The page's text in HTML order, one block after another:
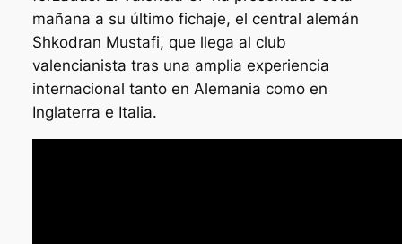
mañana a su último fichaje, el central alemán
Shkodran Mustafi, que llega al club
valencianista tras una amplia experiencia
internacional tanto en Alemania como en
Inglaterra e Italia.